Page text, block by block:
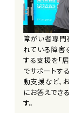
交通費
支給(規定あ
手当
資格手当
永年勤続手
雇用形態
障がい者専門
れている障害
する支援を「
でサポートす
動支援など、
にお答えでき
す。